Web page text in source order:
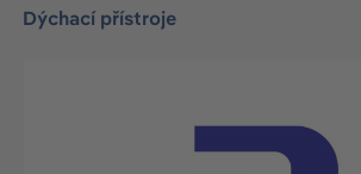
Dýchací přístroje
Přeskočit galerii obrázků